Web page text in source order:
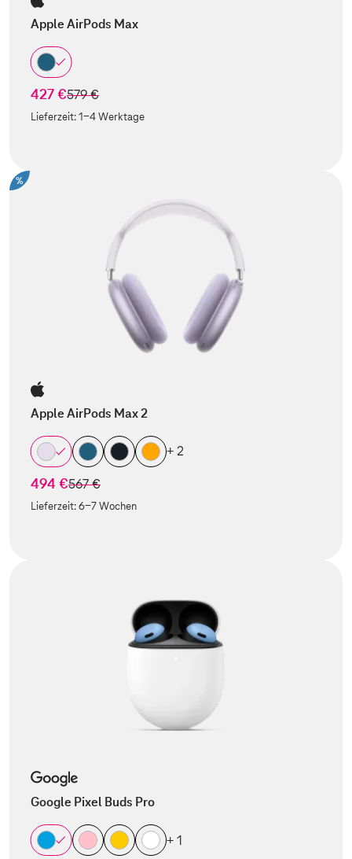
Apple AirPods Max
427 €statt
579 €
Lieferzeit:1-4 Werktage
%
Apple AirPods Max 2
+ 2
494 €statt
567 €
Lieferzeit:6-7 Wochen
Google Pixel Buds Pro
+ 1